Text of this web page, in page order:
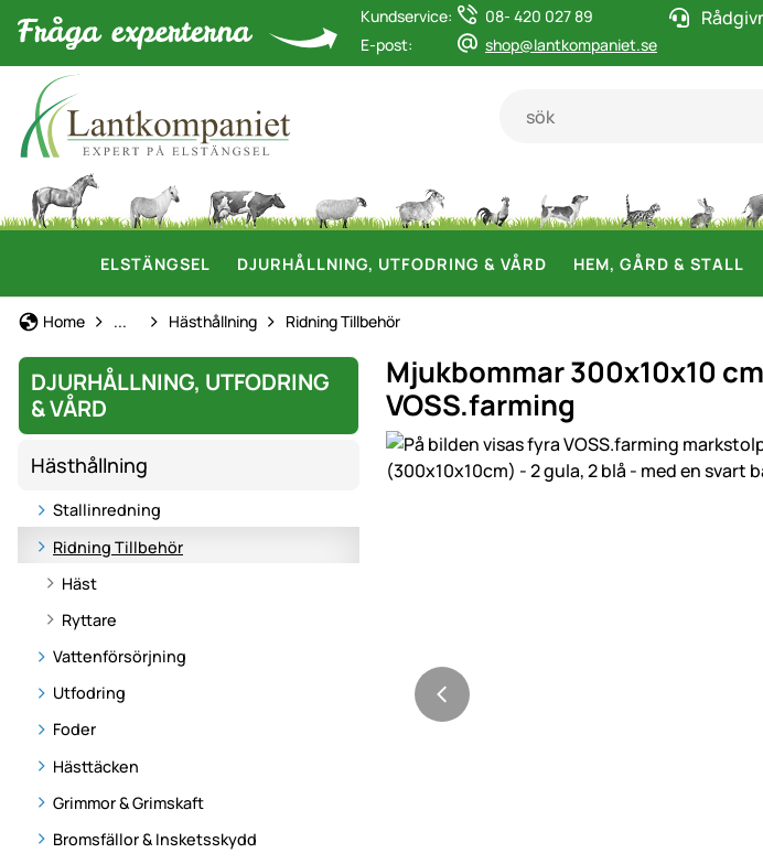
Kundservice:
08- 420 027 89
E-post:
shop@lantkompaniet.se
ELSTÄNGSEL DJURHÅLLNING, UTFODRING & VÅRD HEM, GÅRD & STALL
Home Djurhållning, Utfodring & Vård
... Hästhållning Ridning Tillbehör
DJURHÅLLNING, UTFODRING
& VÅRD
Hästhållning
Stallinredning
Ridning Tillbehör
Häst
Ryttare
Vattenförsörjning
Utfodring
Foder
Hästtäcken
Grimmor & Grimskaft
Bromsfällor & Insketsskydd
Mjukbommar 300x10x10
VOSS.farming
Produktgaleri